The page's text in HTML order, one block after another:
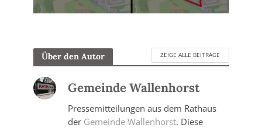
Über den Autor ZEIGE ALLE BEITRÄGE
Gemeinde Wallenhorst
Pressemitteilungen aus dem Rathaus
der Gemeinde Wallenhorst. Diese